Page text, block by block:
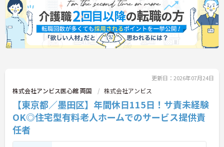
更新日：2026年07月24日
株式会社アンビス医心館 両国 株式会社アンビス
【東京都／墨田区】年間休日115日！サ責未経験
OK◎住宅型有料老人ホームでのサービス提供責
任者